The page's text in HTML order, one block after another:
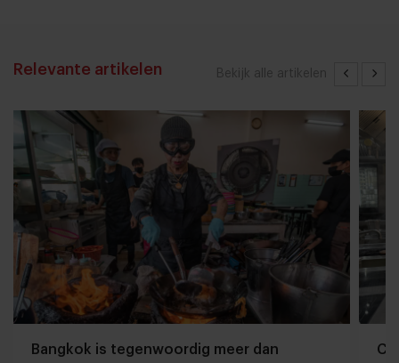
Bekijk alle artikelen
Relevante artikelen
Bangkok is tegenwoordig meer dan